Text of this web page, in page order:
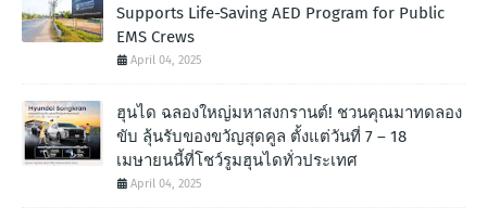
Supports Life-Saving AED Program for Public
EMS Crews
April 04, 2025
ฮุนได ฉลองใหญ่มหาสงกรานต์! ชวนคุณมาทดลอง
ขับ ลุ้นรับของขวัญสุดคูล ตั้งแต่วันที่ 7 – 18
เมษายนนี้ที่โชว์รูมฮุนไดทั่วประเทศ
April 04, 2025